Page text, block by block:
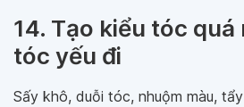
14. Tạo kiểu tóc quá
tóc yếu đi
Sấy khô, duỗi tóc, nhuộm màu,